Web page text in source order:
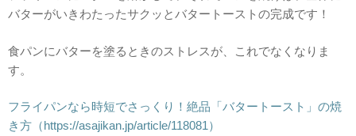
バターがいきわたったサクッとバタートーストの完成です！
食パンにバターを塗るときのストレスが、これでなくなりま
す。
フライパンなら時短でさっくり！絶品「バタートースト」の焼
き方 （https://asajikan.jp/article/118081）